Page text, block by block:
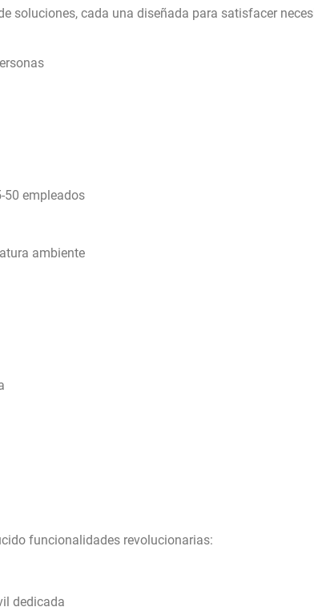
soluciones, cada una diseñada para satisfacer
50 empleados
ambiente
funcionalidades revolucionarias:
dedicada